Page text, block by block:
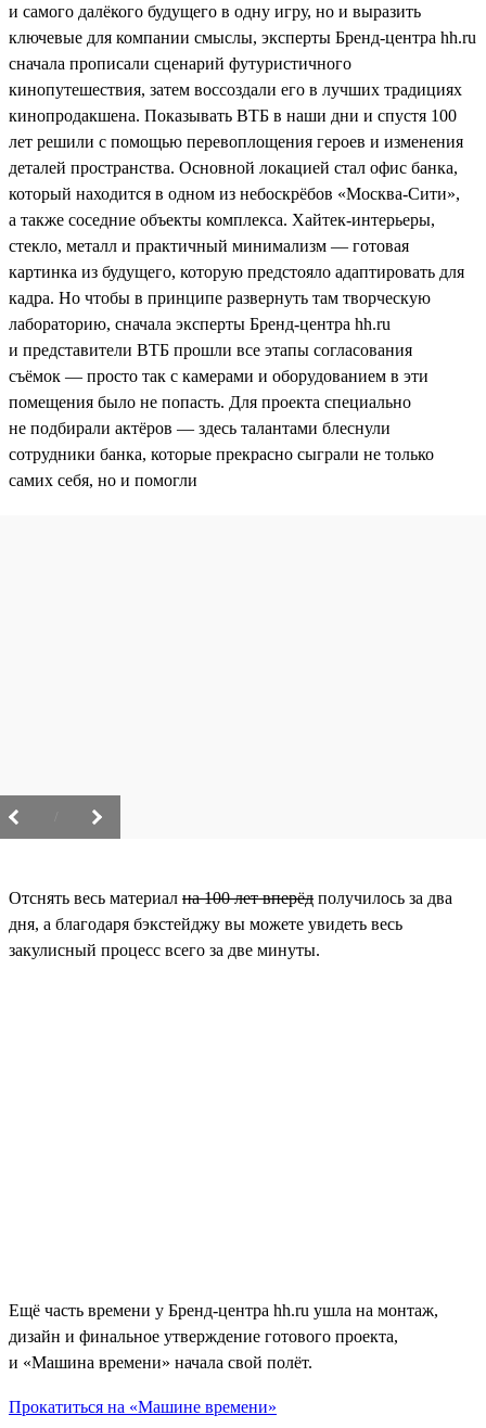
и самого далёкого будущего в одну игру, но и выразить
ключевые для компании смыслы, эксперты Бренд-центра hh.ru
сначала прописали сценарий футуристичного
кинопутешествия, затем воссоздали его в лучших традициях
кинопродакшена. Показывать ВТБ в наши дни и спустя 100
лет решили с помощью перевоплощения героев и изменения
деталей пространства. Основной локацией стал офис банка,
который находится в одном из небоскрёбов «Москва-Сити»,
а также соседние объекты комплекса. Хайтек-интерьеры,
стекло, металл и практичный минимализм — готовая
картинка из будущего, которую предстояло адаптировать для
кадра. Но чтобы в принципе развернуть там творческую
лабораторию, сначала эксперты Бренд-центра hh.ru
и представители ВТБ прошли все этапы согласования
съёмок — просто так с камерами и оборудованием в эти
помещения было не попасть. Для проекта специально
не подбирали актёров — здесь талантами блеснули
сотрудники банка, которые прекрасно сыграли не только
самих себя, но и помогли
Отснять весь материал на 100 лет вперёд получилось за два
дня, а благодаря бэкстейджу вы можете увидеть весь
закулисный процесс всего за две минуты.
Ещё часть времени у Бренд-центра hh.ru ушла на монтаж,
дизайн и финальное утверждение готового проекта,
и «Машина времени» начала свой полёт.
Прокатиться на «Машине времени»